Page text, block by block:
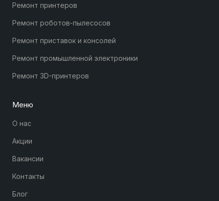
Ремонт принтеров
Ремонт роботов-пылесосов
Ремонт приставок и консолей
Ремонт промышленной электроники
Ремонт 3D-принтеров
Меню
О нас
Акции
Вакансии
Контакты
Блог